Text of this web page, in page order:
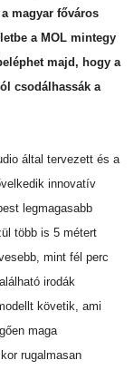
magyar főváros
a MOL mintegy
majd, hogy a
csodálhassák a
által tervezett és a
innovatív
legmagasabb
több is 5 métert
mint fél perc
irodák
követik, ami
maga
rugalmasan